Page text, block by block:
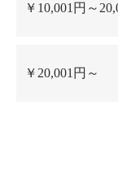
￥10,001円～
￥20,001円～